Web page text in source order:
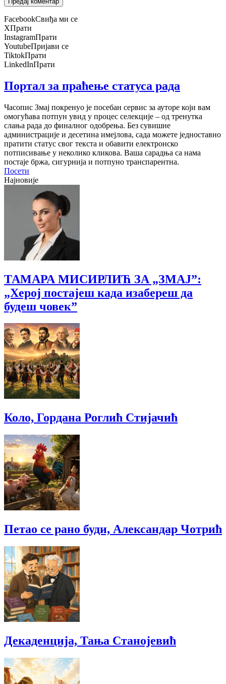
FacebookСвиђа ми се
XПрати
InstagramПрати
YoutubeПријави се
TiktokПрати
LinkedInПрати
Портал за праћење статуса рада
Часопис Змај покренуо је посебан сервис за ауторе који вам
омогућава потпун увид у процес селекције – од тренутка
слања рада до финалног одобрења. Без сувишне
администрације и десетина имејлова, сада можете једноставно
пратити статус свог текста и обавити електронско
потписивање у неколико кликова. Ваша сарадња са нама
постаје бржа, сигурнија и потпуно транспарентна.
Посети
Најновије
ТАМАРА МИСИРЛИЋ ЗА „ЗМАЈ”:
„Херој постајеш када изабереш да
будеш човек”
Коло, Гордана Роглић Стијачић
Петао се рано буди, Александар Чотрић
Декаденција, Тања Станојевић